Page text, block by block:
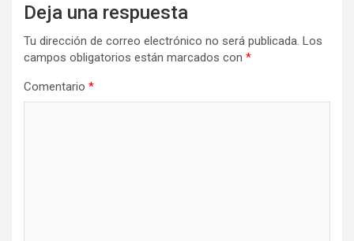
Deja una respuesta
Tu dirección de correo electrónico no será publicada. Los
campos obligatorios están marcados con *
Comentario *